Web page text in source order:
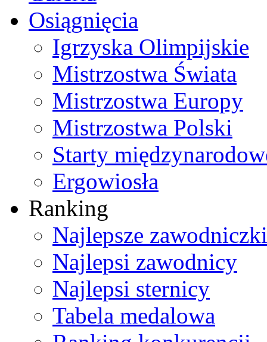
Osiągnięcia
Igrzyska Olimpijskie
Mistrzostwa Świata
Mistrzostwa Europy
Mistrzostwa Polski
Starty
Ergowiosła
Ranking
Najlepsze zawodniczki
Najlepsi zawodnicy
Najlepsi sternicy
Tabela medalowa